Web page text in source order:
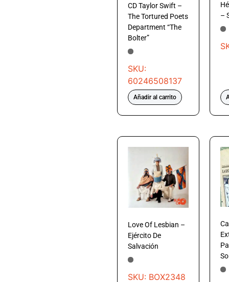
CD Taylor Swift –
The Tortured Poets
Department “The
Bolter”
SKU:
60246508137
Añadir al carrito
–
Love Of Lesbian –
Ejército De
Salvación
SKU: BOX2348